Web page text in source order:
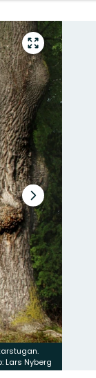
Gå
till
helskärmsläge
Nästa
bildspel
Lars Nyberg